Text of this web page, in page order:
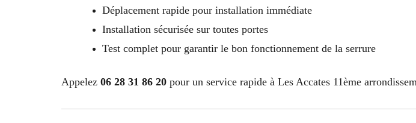
Déplacement rapide pour installation immédiate
Installation sécurisée sur toutes portes
Test complet pour garantir le bon fonctionnement de la serrure
Appelez 06 28 31 86 20 pour un service rapide à Les Accates 11ème